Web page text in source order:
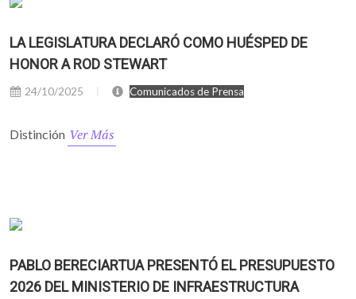
LA LEGISLATURA DECLARÓ COMO HUÉSPED DE
HONOR A ROD STEWART
24/10/2025 Comunicados de Prensa
Distinción Ver Más
PABLO BERECIARTUA PRESENTÓ EL PRESUPUESTO
2026 DEL MINISTERIO DE INFRAESTRUCTURA